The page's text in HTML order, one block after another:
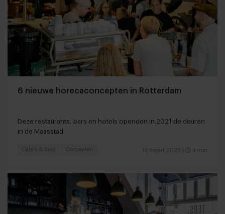
6 nieuwe horecaconcepten in Rotterdam
Deze restaurants, bars en hotels openden in 2021 de deuren
in de Maasstad
18 maart 2022 4 min
Café's & Bars Concepten